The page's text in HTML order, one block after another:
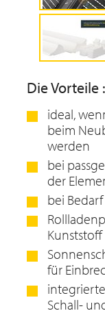
Die Vorteile :
ideal,
beim
werden
bei
der
bei
für
Schall-